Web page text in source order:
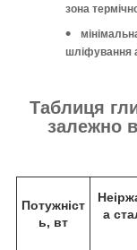
зона
шліфування
Таблиця
залежно
Потужніст
ь, вт
а